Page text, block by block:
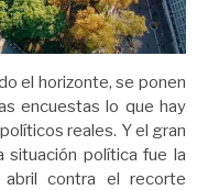
el horizonte, se ponen
encuestas lo que hay
reales. Y el gran
situación política fue la
contra el recorte